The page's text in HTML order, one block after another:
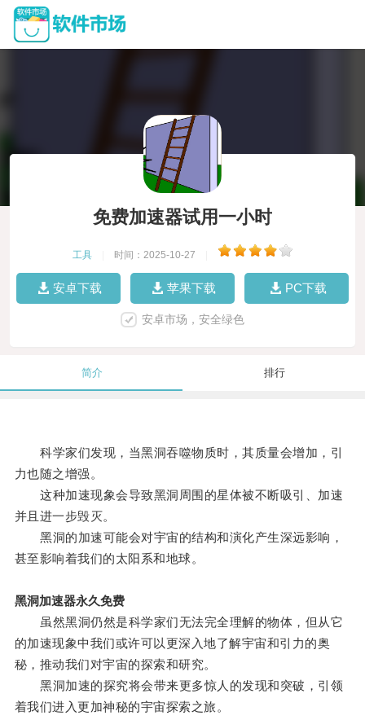
免费加速器试用一小时
工具 时间：2025-10-27
安卓下载 苹果下载 PC下载
安卓市场，安全绿色
简介 排行
科学家们发现，当黑洞吞噬物质时，其质量会增加，引
力也随之增强。
这种加速现象会导致黑洞周围的星体被不断吸引、加速
并且进一步毁灭。
黑洞的加速可能会对宇宙的结构和演化产生深远影响，
甚至影响着我们的太阳系和地球。
黑洞加速器永久免费
虽然黑洞仍然是科学家们无法完全理解的物体，但从它
的加速现象中我们或许可以更深入地了解宇宙和引力的奥
秘，推动我们对宇宙的探索和研究。
黑洞加速的探究将会带来更多惊人的发现和突破，引领
着我们进入更加神秘的宇宙探索之旅。